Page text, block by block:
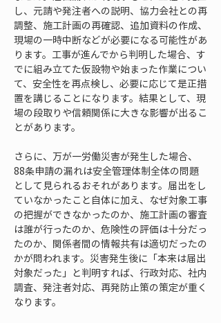
し、元請や発注者への説明、協力会社との再
調整、施工計画の再確認、追加資料の作成、
現場の一時中断などが必要になる可能性があ
ります。工事が進んでから判明した場合、す
でに組み立てた仮設物や始まった作業につい
て、安全性を再点検し、必要に応じて是正措
置を講じることになります。結果として、現
場の段取りや信頼関係に大きな影響が出るこ
とがあります。
さらに、万が一労働災害が発生した場合、
88条申請の漏れは安全管理体制全体の問題
として見られるおそれがあります。届出をし
ていなかったこと自体に加え、なぜ対象工事
の把握ができなかったのか、施工計画の審査
は誰が行ったのか、危険性の評価は十分だっ
たのか、関係者間の情報共有は適切だったの
かが問われます。災害発生後に「本来は届出
対象だった」と判明すれば、行政対応、社内
調査、発注者対応、再発防止策の策定が重く
なります。